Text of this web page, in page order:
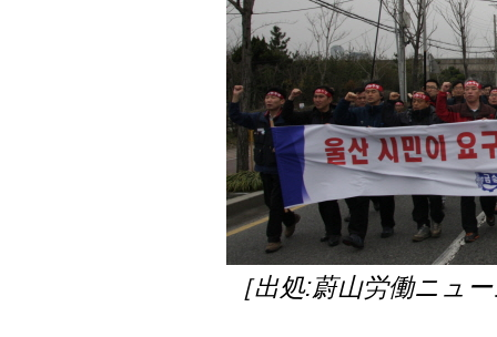
［出処:蔚山労働ニュ